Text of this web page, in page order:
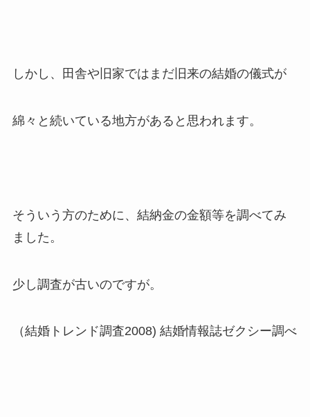
しかし、田舎や旧家ではまだ旧来の結婚の儀式が
綿々と続いている地方があると思われます。
そういう方のために、結納金の金額等を調べてみ
ました。
少し調査が古いのですが。
（結婚トレンド調査2008) 結婚情報誌ゼクシー調べ